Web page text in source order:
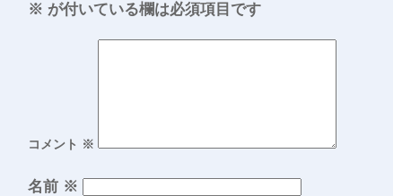
※ が付いている欄は必須項目です
コメント ※
名前 ※